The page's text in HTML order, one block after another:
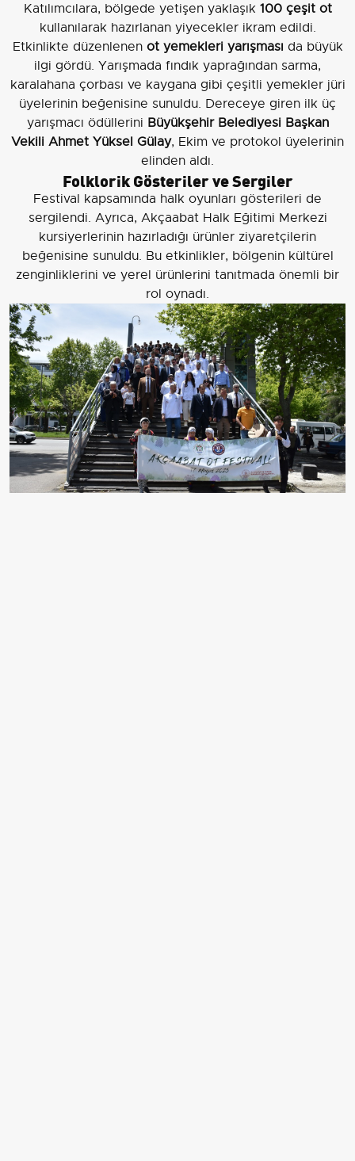
Katılımcılara, bölgede yetişen yaklaşık 100 çeşit ot
kullanılarak hazırlanan yiyecekler ikram edildi.
Etkinlikte düzenlenen ot yemekleri yarışması da büyük
ilgi gördü. Yarışmada fındık yaprağından sarma,
karalahana çorbası ve kaygana gibi çeşitli yemekler jüri
üyelerinin beğenisine sunuldu. Dereceye giren ilk üç
yarışmacı ödüllerini Büyükşehir Belediyesi Başkan
Vekili Ahmet Yüksel Gülay, Ekim ve protokol üyelerinin
elinden aldı.
Folklorik Gösteriler ve Sergiler
Festival kapsamında halk oyunları gösterileri de
sergilendi. Ayrıca, Akçaabat Halk Eğitimi Merkezi
kursiyerlerinin hazırladığı ürünler ziyaretçilerin
beğenisine sunuldu. Bu etkinlikler, bölgenin kültürel
zenginliklerini ve yerel ürünlerini tanıtmada önemli bir
rol oynadı.